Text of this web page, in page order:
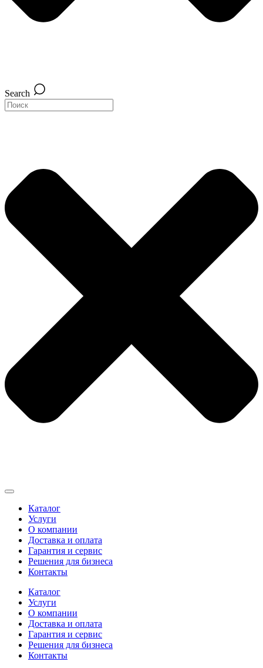
Search
Каталог
Услуги
О компании
Доставка и оплата
Гарантия и сервис
Решения для бизнеса
Контакты
Каталог
Услуги
О компании
Доставка и оплата
Гарантия и сервис
Решения для бизнеса
Контакты